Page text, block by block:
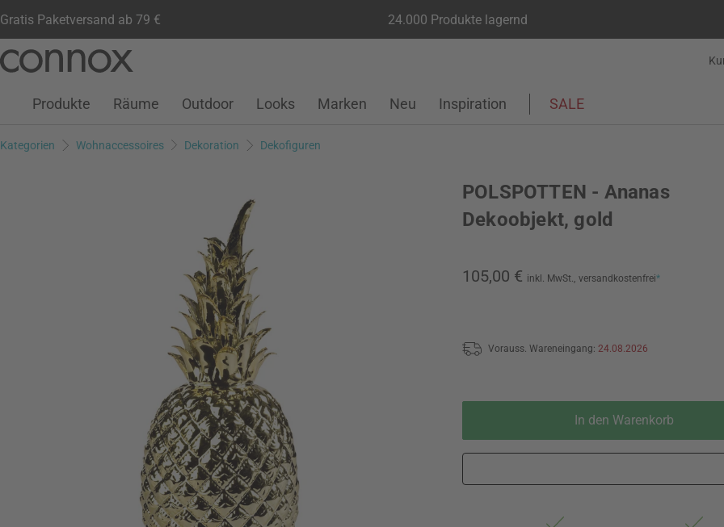
Gratis Paketversand ab 79 € 24.000 Produkte lagernd
Seiteninhalt
Suchfeld
Kundenkonto
Wunschliste
Warenkorb
Produkte Räume Outdoor Looks Marken Neu Inspiration SALE
Kategorien Wohnaccessoires Dekoration Dekofiguren
POLSPOTTEN - Ananas
Dekoobjekt, gold
105,00 € inkl. MwSt., versandkostenfrei*
Vorauss. Wareneingang: 24.08.2026
In den Warenkorb
Wunschliste hinzufügen